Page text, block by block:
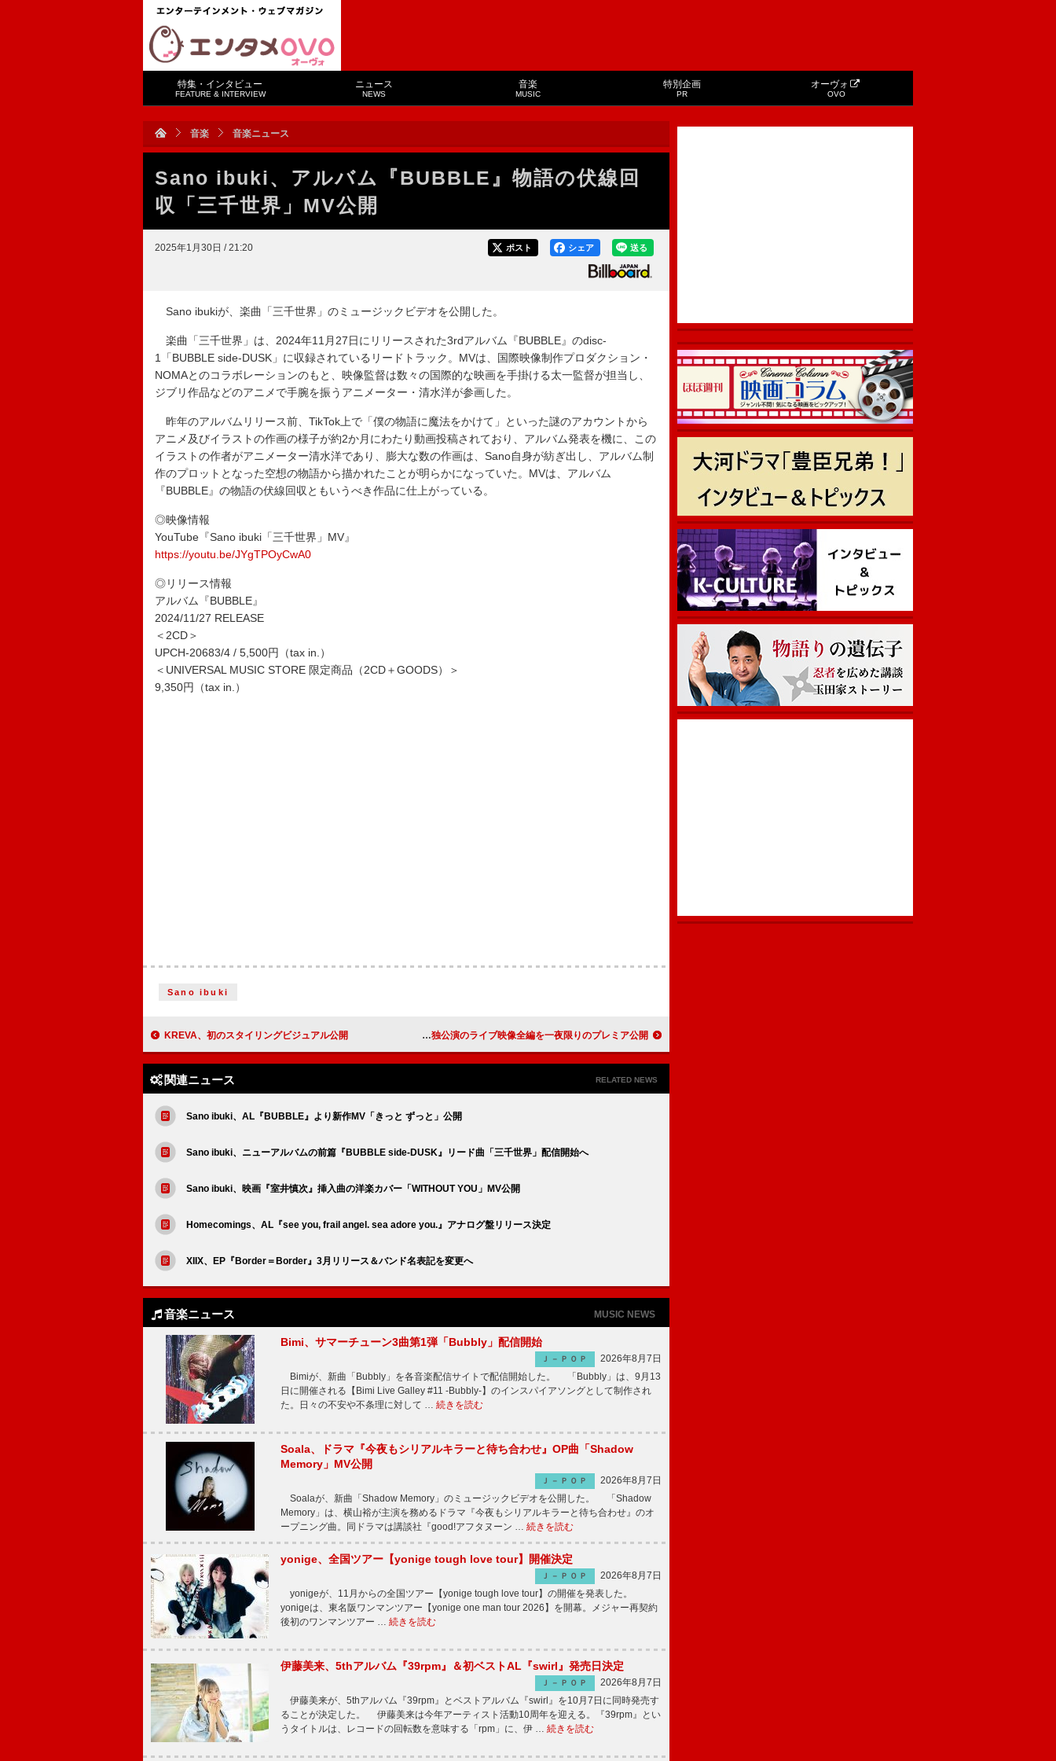
特集・インタビュー
FEATURE & INTERVIEW
ニュース
NEWS
音楽
MUSIC
特別企画
PR
オーヴォ
OVO
音楽 音楽ニュース
Sano ibuki、アルバム『BUBBLE』物語の伏線回
収「三千世界」MV公開
2025年1月30日 / 21:20 送る
シェア
ポスト
Sano ibukiが、楽曲「三千世界」のミュージックビデオを公開した。
楽曲「三千世界」は、2024年11月27日にリリースされた3rdアルバム『BUBBLE』のdisc-
1「BUBBLE side-DUSK」に収録されているリードトラック。MVは、国際映像制作プロダクション・
NOMAとのコラボレーションのもと、映像監督は数々の国際的な映画を手掛ける太一監督が担当し、
ジブリ作品などのアニメで手腕を振うアニメーター・清水洋が参画した。
昨年のアルバムリリース前、TikTok上で「僕の物語に魔法をかけて」といった謎のアカウントから
アニメ及びイラストの作画の様子が約2か月にわたり動画投稿されており、アルバム発表を機に、この
イラストの作者がアニメーター清水洋であり、膨大な数の作画は、Sano自身が紡ぎ出し、アルバム制
作のプロットとなった空想の物語から描かれたことが明らかになっていた。MVは、アルバム
『BUBBLE』の物語の伏線回収ともいうべき作品に仕上がっている。
◎映像情報
YouTube『Sano ibuki「三千世界」MV』
https://youtu.be/JYgTPOyCwA0
◎リリース情報
アルバム『BUBBLE』
2024/11/27 RELEASE
＜2CD＞
UPCH-20683/4 / 5,500円（tax in.）
＜UNIVERSAL MUSIC STORE 限定商品（2CD＋GOODS）＞
9,350円（tax in.）
Sano ibuki
KREVA、初のスタイリングビジュアル公開 Novel Core、日本武道館単独公演のライブ映像全編を一夜限りのプレミア公開
関連ニュース RELATED NEWS
Sano ibuki、AL『BUBBLE』より新作MV「きっと ずっと」公開
Sano ibuki、ニューアルバムの前篇『BUBBLE side-DUSK』リード曲「三千世界」配信開始へ
Sano ibuki、映画『室井慎次』挿入曲の洋楽カバー「WITHOUT YOU」MV公開
Homecomings、AL『see you, frail angel. sea adore you.』アナログ盤リリース決定
XIIX、EP『Border＝Border』3月リリース＆バンド名表記を変更へ
音楽ニュース MUSIC NEWS
Bimi、サマーチューン3曲第1弾「Bubbly」配信開始
Ｊ－ＰＯＰ
2026年8月7日
Bimiが、新曲「Bubbly」を各音楽配信サイトで配信開始した。 「Bubbly」は、9月13
日に開催される【Bimi Live Galley #11 -Bubbly-】のインスパイアソングとして制作され
た。日々の不安や不条理に対して … 続きを読む
Soala、ドラマ『今夜もシリアルキラーと待ち合わせ』OP曲「Shadow
Memory」MV公開
Ｊ－ＰＯＰ
2026年8月7日
Soalaが、新曲「Shadow Memory」のミュージックビデオを公開した。 「Shadow
Memory」は、横山裕が主演を務めるドラマ『今夜もシリアルキラーと待ち合わせ』のオ
ープニング曲。同ドラマは講談社『good!アフタヌーン … 続きを読む
yonige、全国ツアー【yonige tough love tour】開催決定
Ｊ－ＰＯＰ
2026年8月7日
yonigeが、11月からの全国ツアー【yonige tough love tour】の開催を発表した。
yonigeは、東名阪ワンマンツアー【yonige one man tour 2026】を開幕。メジャー再契約
後初のワンマンツアー … 続きを読む
伊藤美来、5thアルバム『39rpm』＆初ベストAL『swirl』発売日決定
Ｊ－ＰＯＰ
2026年8月7日
伊藤美来が、5thアルバム『39rpm』とベストアルバム『swirl』を10月7日に同時発売す
ることが決定した。 伊藤美来は今年アーティスト活動10周年を迎える。『39rpm』とい
うタイトルは、レコードの回転数を意味する「rpm」に、伊 … 続きを読む